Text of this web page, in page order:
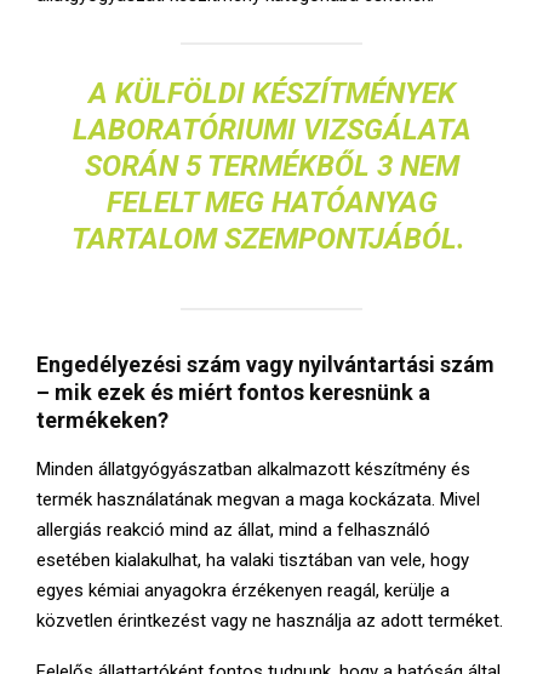
A KÜLFÖLDI KÉSZÍTMÉNYEK
LABORATÓRIUMI VIZSGÁLATA
SORÁN 5 TERMÉKBŐL 3 NEM
FELELT MEG HATÓANYAG
TARTALOM SZEMPONTJÁBÓL.
Engedélyezési szám vagy nyilvántartási szám
– mik ezek és miért fontos keresnünk a
termékeken?
Minden állatgyógyászatban alkalmazott készítmény és
termék használatának megvan a maga kockázata. Mivel
allergiás reakció mind az állat, mind a felhasználó
esetében kialakulhat, ha valaki tisztában van vele, hogy
egyes kémiai anyagokra érzékenyen reagál, kerülje a
közvetlen érintkezést vagy ne használja az adott terméket.